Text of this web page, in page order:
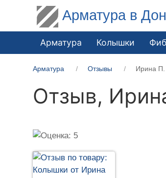
Арматура в
Арматура Колышки
Арматура Отзывы Ирина П.
Отзыв,